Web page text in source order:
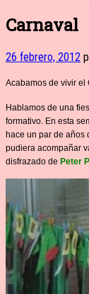
Carnaval
26 febrero, 2012
Acabamos de vivir el
Hablamos de una
formativo. En esta
hace un par de años
pudiera acompañar
disfrazado de Peter